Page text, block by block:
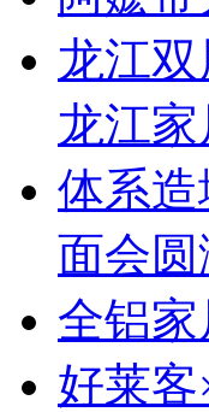
龙江
龙江
体系造
面会
全铝
好莱